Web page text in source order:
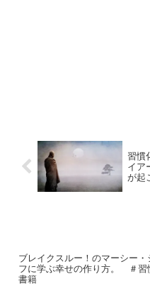
習慣
イア
が起
ブレイクスルー！のマーシー・
フに学ぶ幸せの作り方。 ＃
書籍